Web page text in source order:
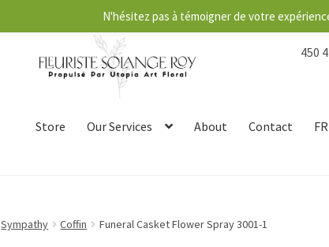
450
Store Our Services About Contact FR
Sympathy Coffin Funeral Casket Flower Spray 3001-1
N'hésitez pas à témoigner de votre